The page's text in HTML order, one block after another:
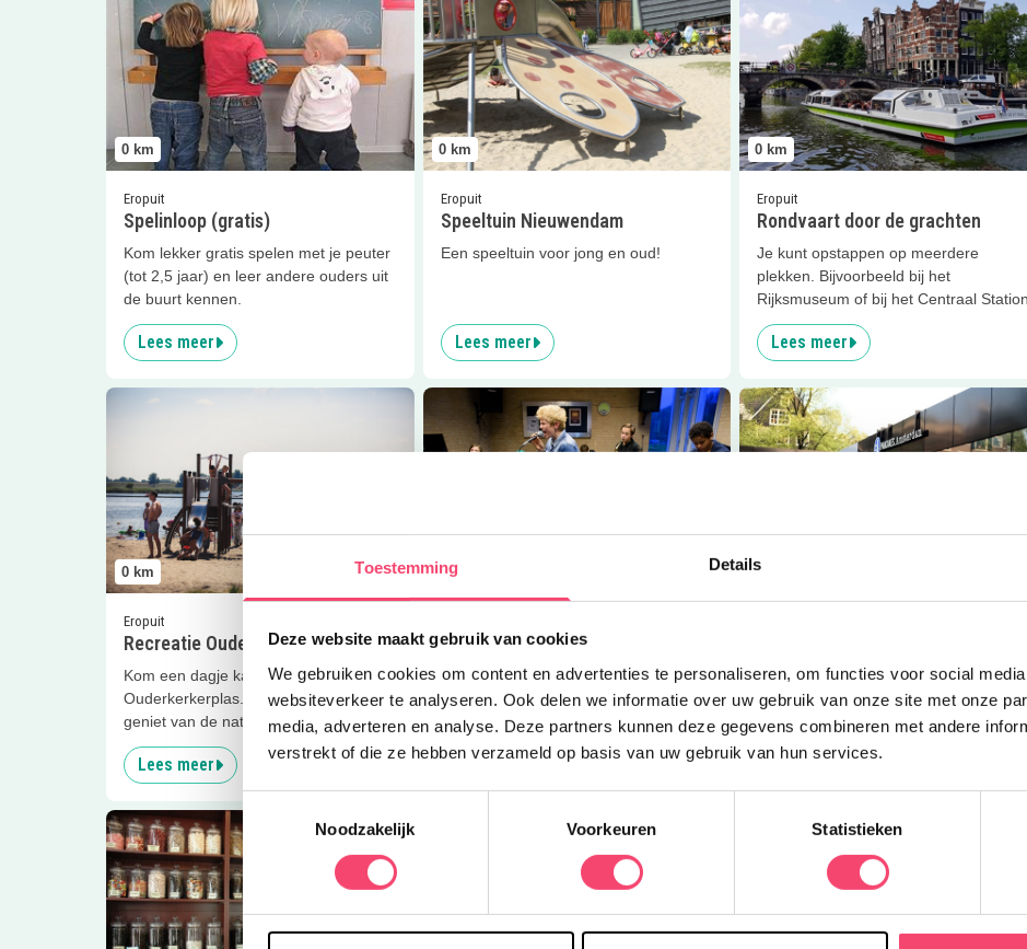
Toestemming Details
Deze website maakt gebruik van cookies
We gebruiken cookies om content en advertenties te personaliseren, om functies voor social
websiteverkeer te analyseren. Ook delen we informatie over uw gebruik van onze site met onze
media, adverteren en analyse. Deze partners kunnen deze gegevens combineren met andere
verstrekt of die ze hebben verzameld op basis van uw gebruik van hun services.
Noodzakelijk
Voorkeuren Statistieken
0 km
Eropuit
Spelinloop (gratis)
Kom lekker gratis spelen met je peuter
(tot 2,5 jaar) en leer andere ouders uit
de buurt kennen.
Lees meer
0 km
Eropuit
Speeltuin Nieuwendam
Een speeltuin voor jong en oud!
Lees meer
0 km
Eropuit
Rondvaart door de grachten
Je kunt opstappen op meerdere
plekken. Bijvoorbeeld bij het
Rijksmuseum of bij het Centraal Station
Lees meer
0 km
Eropuit
Recreatie Ouderkerkerplas
Kom een dagje kamperen bij de
Ouderkerkerplas. Zwem, surf, duik, en
geniet van de natuur!
Lees meer
Lees meer Recreatie Ouderkerkerplas
0 km
Popband Amsterdam
Wil je leren zingen of spelen in een
echte popband? Dan is deze les iets
voor jou! (12- 16 jaar)
Lees meer
Lees meer Popband Amsterdam
0
Vier je verjaardag in PANCAKES
Amsterdam!
Lees meer
Lees meer PANCAKES Amsterdam
Lees meer Oud-Hollandsch Snoepwinkel OBA Maakplaatsen Lees meer Niko en het Noorderlicht